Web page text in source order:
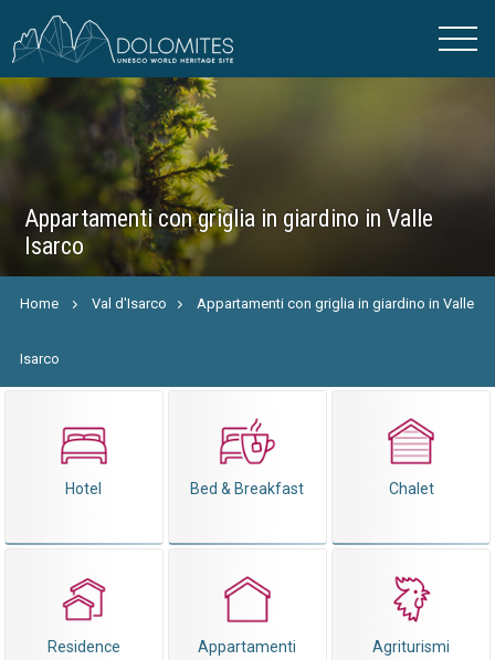
Appartamenti con griglia in giardino in Valle
Isarco
Home Val d'Isarco Appartamenti con griglia in giardino in Valle
Isarco
Hotel Bed & Breakfast Chalet
Residence Appartamenti Agriturismi